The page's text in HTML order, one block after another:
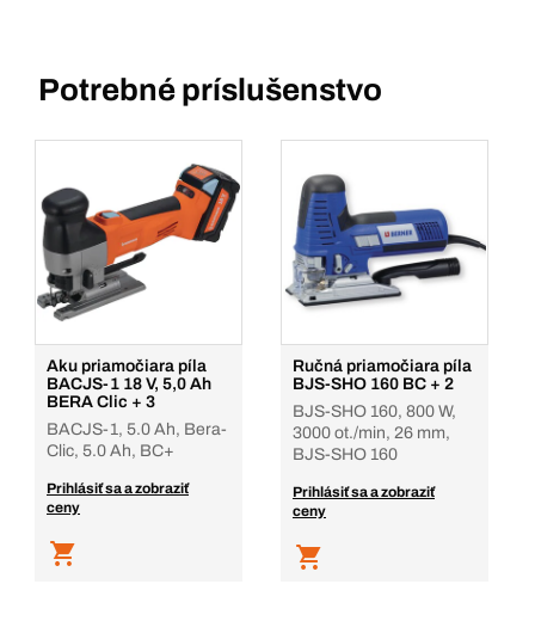
Potrebné príslušenstvo
Aku priamočiara píla
BACJS-1 18 V, 5,0 Ah
BERA Clic + 3
BACJS-1, 5.0 Ah, Bera-
Clic, 5.0 Ah, BC+
Prihlásiť sa a zobraziť
ceny
Ručná priamočiara píla
BJS-SHO 160 BC + 2
BJS-SHO 160, 800 W,
3000 ot./min, 26 mm,
BJS-SHO 160
Prihlásiť sa a zobraziť
ceny